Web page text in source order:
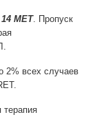
MET. Пропуск
2% всех случаев
терапия